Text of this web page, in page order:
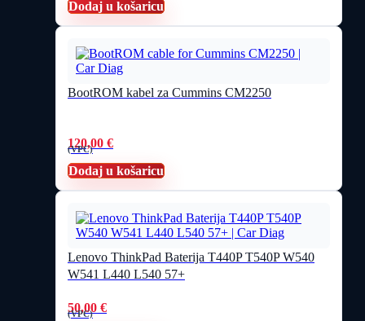
Dodaj u košaricu
BootROM kabel za Cummins CM2250
120,00 €
(VPC)
Dodaj u košaricu
Lenovo ThinkPad Baterija T440P T540P W540
W541 L440 L540 57+
50,00 €
(VPC)